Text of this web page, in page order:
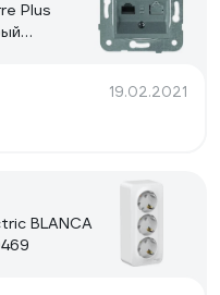
Plus
19.02.2021
BLANCA